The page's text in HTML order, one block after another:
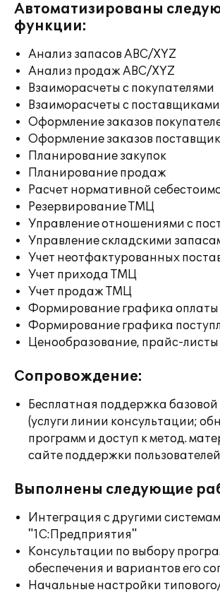
Автоматизированы
функции:
Анализ запасов ABC/XYZ
Анализ продаж ABC/XYZ
Взаиморасчеты с покупателями
Взаиморасчеты с поставщиками
Оформление заказов
Оформление заказов
Планирование закупок
Планирование продаж
Расчет нормативной
Резервирование ТМЦ
Управление отношениями с
Управление складскими
Учет неотфактурованных
Учет прихода ТМЦ
Учет продаж ТМЦ
Формирование графика
Формирование графика
Ценообразование, прайс-листы
Сопровождение:
Бесплатная поддержка базовой
(услуги линии консультации;
программ и доступ к метод.
сайте поддержки
Выполнены следующие
Интеграция с другими
"1С:Предприятия"
Консультации по выбору
обеспечения и вариантов его
Начальные настройки